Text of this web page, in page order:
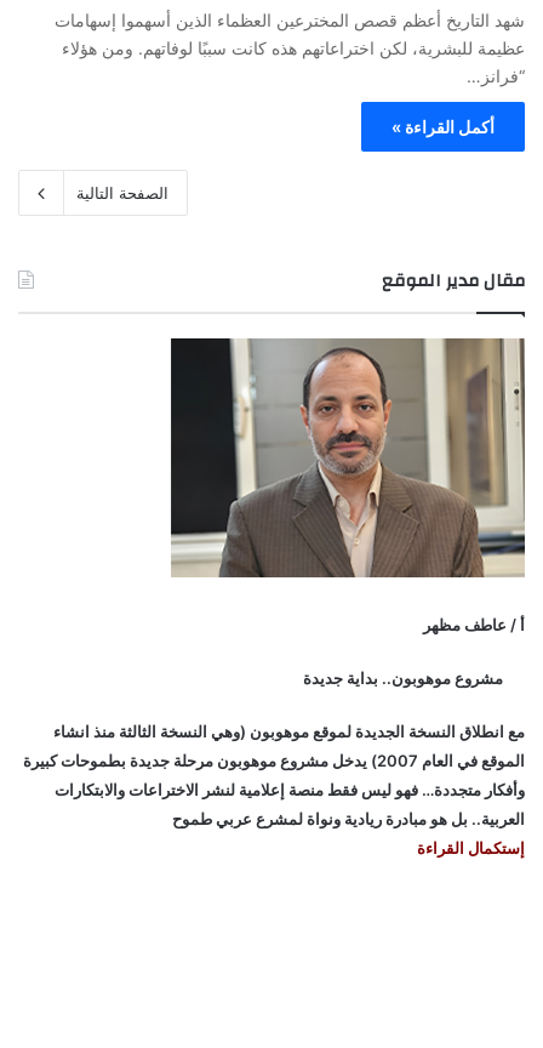
شهد التاريخ أعظم قصص المخترعين العظماء الذين أسهموا إسهامات
عظيمة للبشرية، لكن اختراعاتهم هذه كانت سببًا لوفاتهم. ومن هؤلاء
“فرانز…
أكمل القراءة »
الصفحة التالية
مقال مدير الموقع
أ / عاطف مظهر
مشروع موهوبون.. بداية جديدة
مع انطلاق النسخة الجديدة لموقع موهوبون (وهي النسخة الثالثة منذ انشاء
الموقع في العام 2007) يدخل مشروع موهوبون مرحلة جديدة بطموحات كبيرة
وأفكار متجددة… فهو ليس فقط منصة إعلامية لنشر الاختراعات والابتكارات
العربية.. بل هو مبادرة ريادية ونواة لمشرع عربي طموح
إستكمال القراءة